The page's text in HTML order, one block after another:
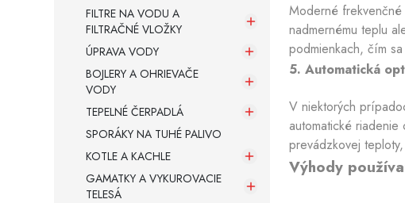
FILTRE NA VODU A
FILTRAČNÉ VLOŽKY
ÚPRAVA VODY
BOJLERY A OHRIEVAČE
VODY
TEPELNÉ ČERPADLÁ
SPORÁKY NA TUHÉ PALIVO
KOTLE A KACHLE
GAMATKY A VYKUROVACIE
TELESÁ
Moderné frekvenčné
nadmernému teplu
podmienkach, čím
5. Automatická
V niektorých
automatické
prevádzkovej
Výhody